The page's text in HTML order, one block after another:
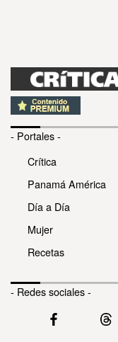
- Portales -
Crítica
Panamá América
Día a Día
Mujer
Recetas
- Redes sociales -